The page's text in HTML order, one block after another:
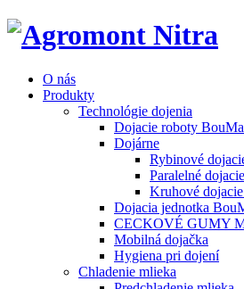
O nás
Produkty
Technológie dojenia
Dojacie roboty
Dojárne
Rybinové
Paralelné
Kruhové
Dojacia jednotka
CECKOVÉ GUMY
Mobilná dojačka
Hygiena pri dojení
Chladenie mlieka